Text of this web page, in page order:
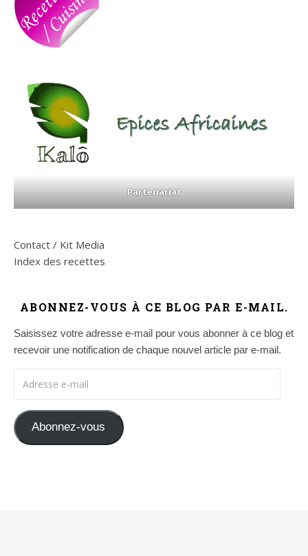
Partenariat
Contact / Kit Media
Index des recettes
ABONNEZ-VOUS À CE BLOG PAR E-MAIL.
Saisissez votre adresse e-mail pour vous abonner à ce blog et
recevoir une notification de chaque nouvel article par e-mail.
Abonnez-vous